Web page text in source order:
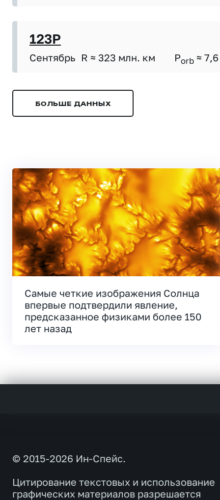
123P
Сентябрь R ≈ 323 млн. км Porb ≈ 7,6
БОЛЬШЕ ДАННЫХ
Самые четкие изображения Солнца
впервые подтвердили явление,
предсказанное физиками более 150
лет назад
© 2015-2026 Ин-Спейс.
Цитирование текстовых и использование
графических материалов разрешается